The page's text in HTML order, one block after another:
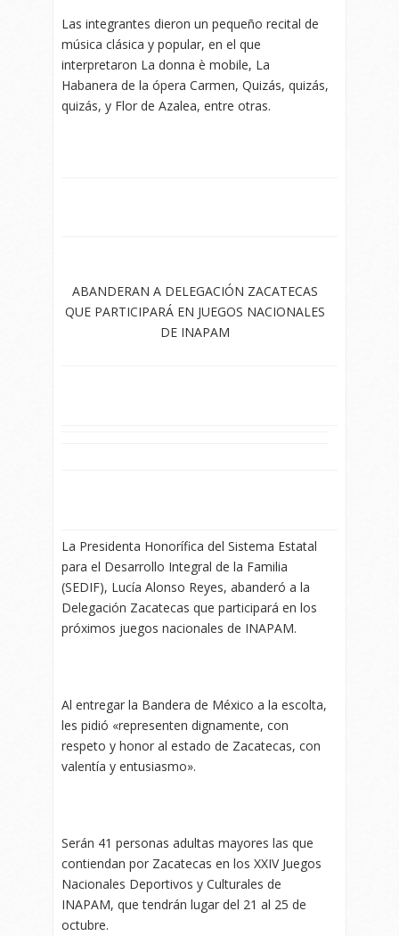
Las integrantes dieron un pequeño recital de
música clásica y popular, en el que
interpretaron La donna è mobile, La
Habanera de la ópera Carmen, Quizás, quizás,
quizás, y Flor de Azalea, entre otras.
ABANDERAN A DELEGACIÓN ZACATECAS
QUE PARTICIPARÁ EN JUEGOS NACIONALES
DE INAPAM
La Presidenta Honorífica del Sistema Estatal
para el Desarrollo Integral de la Familia
(SEDIF), Lucía Alonso Reyes, abanderó a la
Delegación Zacatecas que participará en los
próximos juegos nacionales de INAPAM.
Al entregar la Bandera de México a la escolta,
les pidió «representen dignamente, con
respeto y honor al estado de Zacatecas, con
valentía y entusiasmo».
Serán 41 personas adultas mayores las que
contiendan por Zacatecas en los XXIV Juegos
Nacionales Deportivos y Culturales de
INAPAM, que tendrán lugar del 21 al 25 de
octubre.